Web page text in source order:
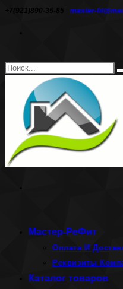
Перейти
+7(921)890-35-85 master-
Поиск
сайте
Мастер-РеФит
Оплата И
Реквизиты
Каталог товаров